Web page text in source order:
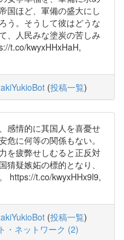
国ほど、軍備の盛大にし
う。そうして彼はどうな
、人民みな塗炭の苦しみ
t.co/kwyxHHxHaH,
(投稿一覧)
感情的に其国人を喜憂せ
危に何等の関係もない。
を疲弊せしむると正反対
疑嫉妬の標的となり、
https://t.co/kwyxHHx9l9,
(投稿一覧)
・ネットワーク (2)